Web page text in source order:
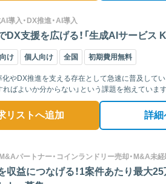
導入・DX推進・AI導入
DX支援を広げる！「生成AIサービス
け 個人向け 全国 初期費用無料
化やDX推進を支える存在として急速に普及してい
ればよいか分からない」という課題を抱えていま
リストへ追加 詳細
パートナー・コインランドリー売却・M&A未経
益につなげる！1案件あたり最大25